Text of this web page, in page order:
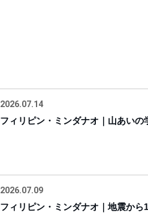
2026.07.14
フィリピン・ミンダナオ｜山あい
2026.07.09
フィリピン・ミンダナオ｜地震か